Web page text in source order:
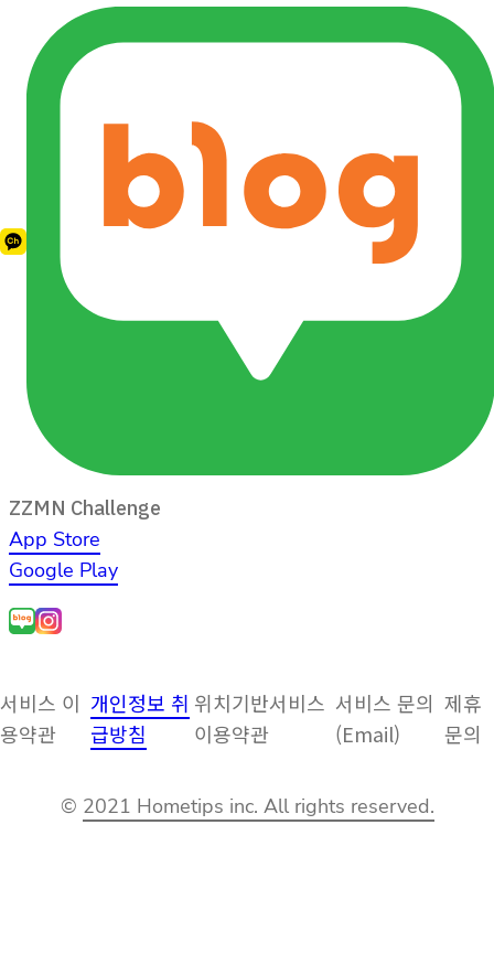
ZZMN Challenge
App Store
Google Play
서비스 이
용약관
개인정보 취
급방침
위치기반서비스
이용약관
서비스 문의
(Email)
제휴
문의
© 2021 Hometips inc. All rights reserved.